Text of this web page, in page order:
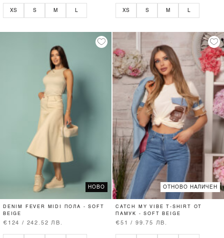
XS S M L XS S M L
НОВО
DENIM FEVER MIDI ПОЛА - SOFT
BEIGE
€124 / 242.52 ЛВ.
ОТНОВО НАЛИЧЕН
CATCH MY VIBE T-SHIRT ОТ
ПАМУК - SOFT BEIGE
€51 / 99.75 ЛВ.